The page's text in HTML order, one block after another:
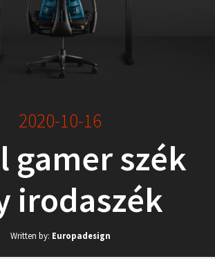
2020-10-16
gamer szék
irodaszék
Written by: Europadesign